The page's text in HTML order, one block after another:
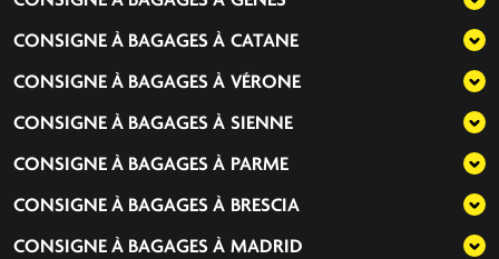
CONSIGNE À BAGAGES À CATANE
CONSIGNE À BAGAGES À VÉRONE
CONSIGNE À BAGAGES À SIENNE
CONSIGNE À BAGAGES À PARME
CONSIGNE À BAGAGES À BRESCIA
CONSIGNE À BAGAGES À MADRID